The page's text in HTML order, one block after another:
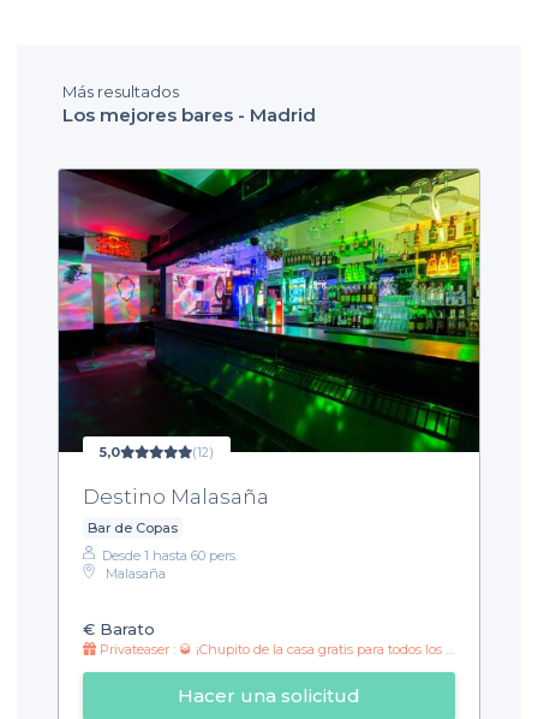
Más resultados
Los mejores bares - Madrid
5,0 (12)
Destino Malasaña
Bar de Copas
Desde 1 hasta 60 pers.
Malasaña
€ Barato
Privateaser : 🥃 ¡Chupito de la casa gratis para todos los grupos! 🎉
Hacer una solicitud